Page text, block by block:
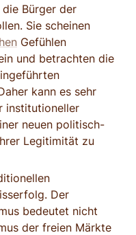
Bürger der
Sie scheinen
Gefühlen
und betrachten die
kann es sehr
institutioneller
neuen politisch-
Legitimität zu
Der
bedeutet nicht
der freien Märkte